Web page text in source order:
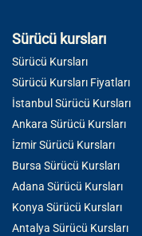
Sürücü kursları
Sürücü Kursları
Sürücü Kursları Fiyatları
İstanbul Sürücü Kursları
Ankara Sürücü Kursları
İzmir Sürücü Kursları
Bursa Sürücü Kursları
Adana Sürücü Kursları
Konya Sürücü Kursları
Antalya Sürücü Kursları